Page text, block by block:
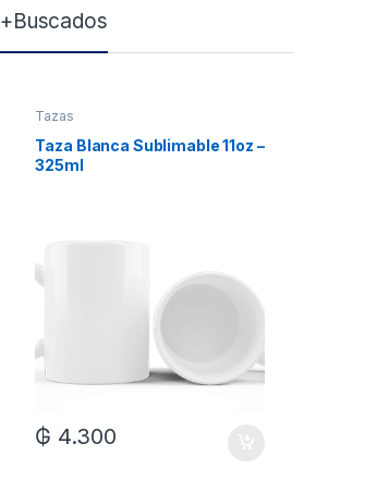
+Buscados
Tazas
Taza Blanca Sublimable 11oz –
325ml
₲ 4.300